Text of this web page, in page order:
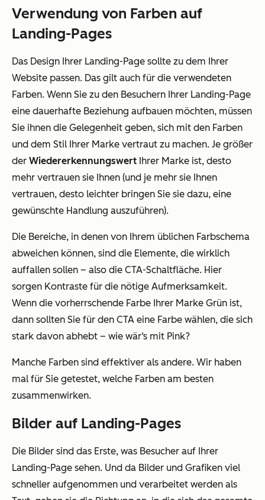
Verwendung von Farben auf
Landing-Pages
Das Design Ihrer Landing-Page sollte zu dem Ihrer
Website passen. Das gilt auch für die verwendeten
Farben. Wenn Sie zu den Besuchern Ihrer Landing-Page
eine dauerhafte Beziehung aufbauen möchten, müssen
Sie ihnen die Gelegenheit geben, sich mit den Farben
und dem Stil Ihrer Marke vertraut zu machen. Je größer
der Wiedererkennungswert Ihrer Marke ist, desto
mehr vertrauen sie Ihnen (und je mehr sie Ihnen
vertrauen, desto leichter bringen Sie sie dazu, eine
gewünschte Handlung auszuführen).
Die Bereiche, in denen von Ihrem üblichen Farbschema
abweichen können, sind die Elemente, die wirklich
auffallen sollen – also die CTA-Schaltfläche. Hier
sorgen Kontraste für die nötige Aufmerksamkeit.
Wenn die vorherrschende Farbe Ihrer Marke Grün ist,
dann sollten Sie für den CTA eine Farbe wählen, die sich
stark davon abhebt – wie wär‘s mit Pink?
Manche Farben sind effektiver als andere. Wir haben
mal für Sie getestet, welche Farben am besten
zusammenwirken.
Bilder auf Landing-Pages
Die Bilder sind das Erste, was Besucher auf Ihrer
Landing-Page sehen. Und da Bilder und Grafiken viel
schneller aufgenommen und verarbeitet werden als